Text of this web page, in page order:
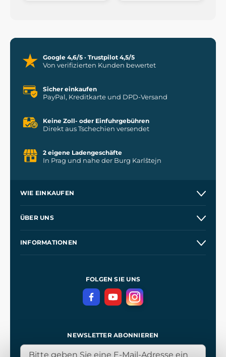
Google 4,6/5 · Trustpilot 4,5/5
Von verifizierten Kunden bewertet
Sicher einkaufen
PayPal, Kreditkarte und DPD-Versand
Keine Zoll- oder Einfuhrgebühren
Direkt aus Tschechien versendet
2 eigene Ladengeschäfte
In Prag und nahe der Burg Karlštejn
WIE EINKAUFEN
Kontakt
ÜBER UNS
INFORMATIONEN
DatenschutzerklärungFOLGEN SIE UNS
NEWSLETTER ABONNIEREN